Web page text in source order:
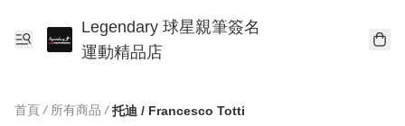
Legendary 球星親筆簽名
運動精品店
首頁 / 所有商品 / 托迪 / Francesco Totti